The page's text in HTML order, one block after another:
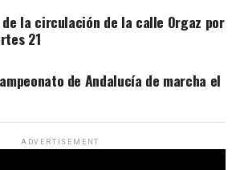
la circulación de la calle Orgaz por
21
de Andalucía de marcha el
ADVERTISEMENT